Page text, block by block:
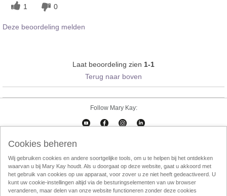
1 0
Deze beoordeling melden
Laat beoordeling zien 1-1
Terug naar boven
Follow Mary Kay:
Cookies beheren Impressum
Gebruikersvorwaarden Privacy Policy
Direktverkoop etische codec
Weggooien
InTouch Consultant Locator
Cookies beheren
Wij gebruiken cookies en andere soortgelijke tools, om u te helpen bij het ontdekken
waarvan u bij Mary Kay houdt. Als u doorgaat op deze website, gaat u akkoord met
het gebruik van cookies op uw apparaat, voor zover u ze niet heeft gedeactiveerd. U
kunt uw cookie-instellingen altijd via de besturingselementen van uw browser
veranderen, maar delen van onze website functioneren zonder deze cookies